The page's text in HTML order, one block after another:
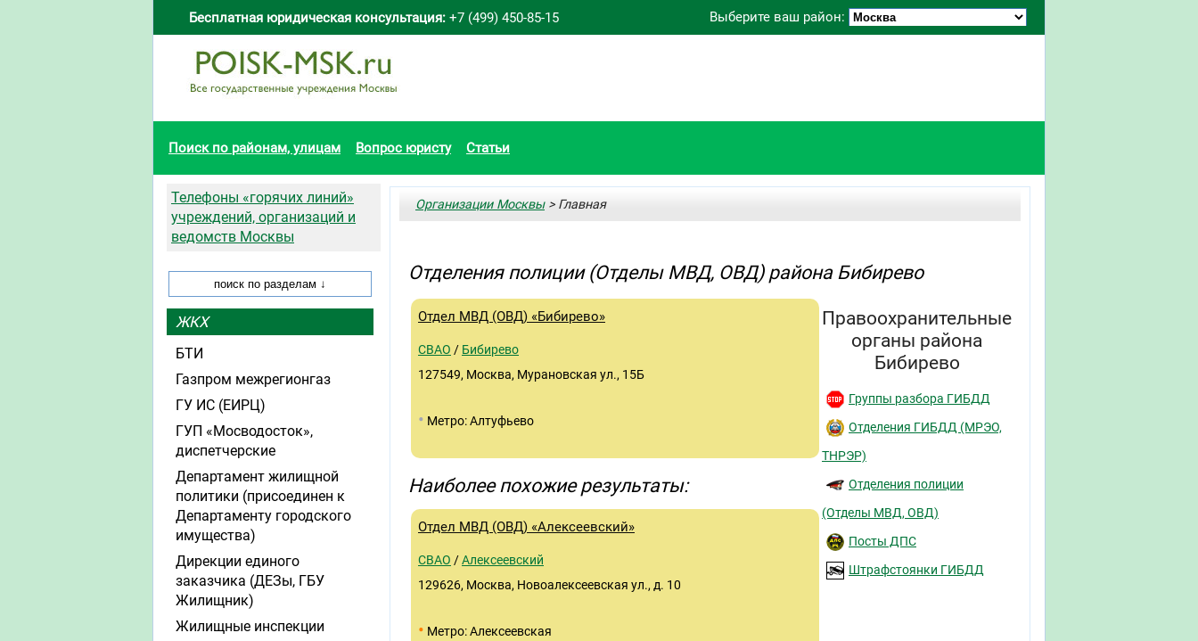
Выберите ваш район:
Бесплатная юридическая консультация: +7 (499) 450-85-15
Поиск по районам, улицам Вопрос юристу Статьи
Организации Москвы> Главная
Отделения полиции (Отделы МВД, ОВД) района Бибирево
Отдел МВД (ОВД) «Бибирево»
СВАО / Бибирево
127549, Москва, Мурановская ул., 15Б
• Метро: Алтуфьево
Наиболее похожие результаты:
Отдел МВД (ОВД) «Алексеевский»
СВАО /Алексеевский
129626, Москва, Новоалексеевская ул., д. 10
• Метро: Алексеевская
Правоохранительные
органы района
Бибирево
Группы разбора ГИБДД
Отделения ГИБДД (МРЭО,
ТНРЭР)
Отделения полиции
(Отделы МВД, ОВД)
Посты ДПС
Штрафстоянки ГИБДД
Телефоны «горячих линий»
учреждений, организаций и
ведомств Москвы
ЖКХ
БТИ
Газпром межрегионгаз
ГУ ИС (ЕИРЦ)
ГУП «Мосводосток»,
диспетчерские
Департамент жилищной
политики (присоединен к
Департаменту городского
имущества)
Дирекции единого
заказчика (ДЕЗы, ГБУ
Жилищник)
Жилищные инспекции